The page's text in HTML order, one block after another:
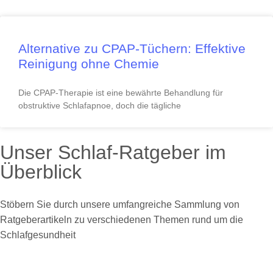
Alternative zu CPAP-Tüchern: Effektive
Reinigung ohne Chemie
Die CPAP-Therapie ist eine bewährte Behandlung für
obstruktive Schlafapnoe, doch die tägliche
Unser Schlaf-Ratgeber im
Überblick
Stöbern Sie durch unsere umfangreiche Sammlung von
Ratgeberartikeln zu verschiedenen Themen rund um die
Schlafgesundheit